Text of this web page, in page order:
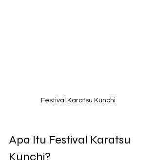
Festival Karatsu Kunchi
Apa Itu Festival Karatsu
Kunchi?